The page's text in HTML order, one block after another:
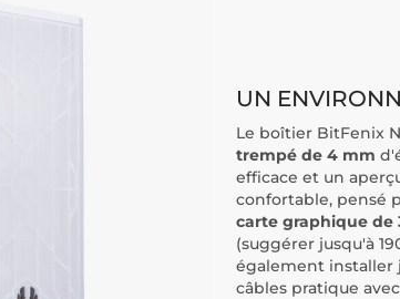
UN
Le boîtier BitFenix
trempé de 4 mm
efficace et un
confortable, pensé
carte graphique de
(suggérer jusqu'à
également installer
câbles pratique